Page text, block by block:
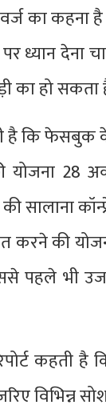
का
ध्यान देना
का हो सकता
है कि फेसबुक
योजना 28
सालाना
करने की
पहले भी
कहती
विभिन्न